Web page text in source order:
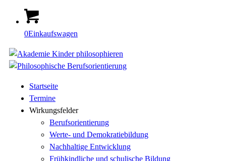
0Einkaufswagen
Startseite
Termine
Wirkungsfelder
Berufsorientierung
Werte- und Demokratiebildung
Nachhaltige Entwicklung
Frühkindliche und schulische Bildung